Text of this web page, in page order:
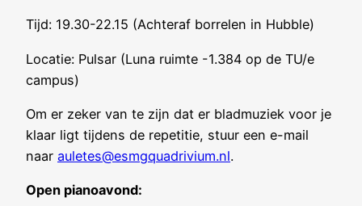
Tijd: 19.30-22.15 (Achteraf borrelen in Hubble)
Locatie: Pulsar (Luna ruimte -1.384 op de TU/e
campus)
Om er zeker van te zijn dat er bladmuziek voor je
klaar ligt tijdens de repetitie, stuur een e-mail
naar auletes@esmgquadrivium.nl.
Open pianoavond: